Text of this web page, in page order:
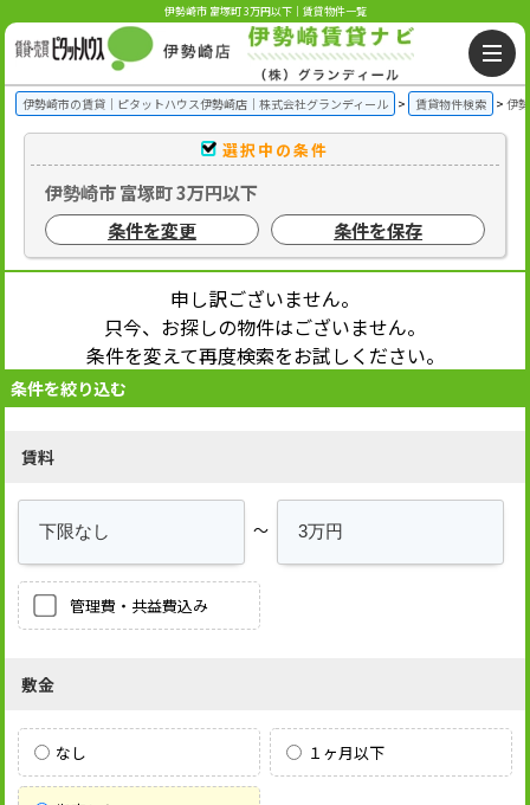
伊勢崎市 富塚町 3万円以下｜賃貸物件一覧
伊勢崎市の賃貸｜ピタットハウス伊勢崎店｜株式会社グランディール 賃貸物件検索 伊
選択中の条件
伊勢崎市 富塚町 3万円以下
条件を変更
条件を保存
申し訳ございません。
只今、お探しの物件はございません。
条件を変えて再度検索をお試しください。
条件を絞り込む
賃料
～
管理費・共益費込み
敷金
なし １ヶ月以下